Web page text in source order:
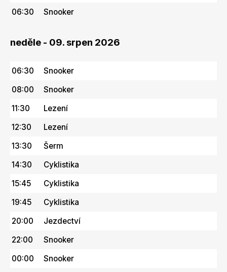
06:30
Snooker
neděle - 09. srpen 2026
06:30
Snooker
08:00
Snooker
11:30
Lezení
12:30
Lezení
13:30
Šerm
14:30
Cyklistika
15:45
Cyklistika
19:45
Cyklistika
20:00
Jezdectví
22:00
Snooker
00:00
Snooker